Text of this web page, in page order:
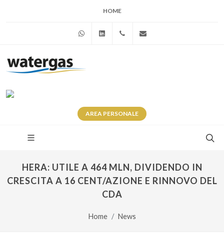
HOME
WhatsAppLinkedin+39 345 281 0246
AREA PERSONALE
HERA: UTILE A 464 MLN, DIVIDENDO IN
CRESCITA A 16 CENT/AZIONE E RINNOVO DEL
CDA
Home News